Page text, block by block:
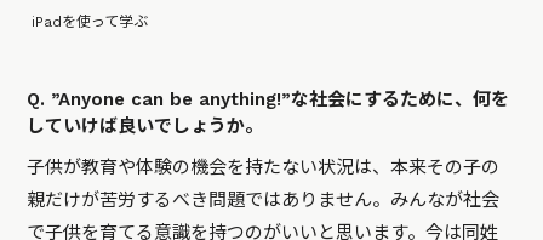
iPadを使って学ぶ
Q. ”Anyone can be anything!”な社会にするために、何を
していけば良いでしょうか。
子供が教育や体験の機会を持たない状況は、本来その子の
親だけが苦労するべき問題ではありません。みんなが社会
で子供を育てる意識を持つのがいいと思います。今は同姓